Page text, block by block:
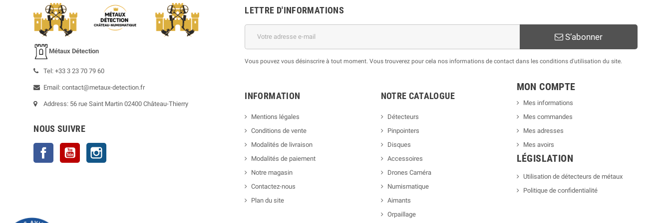
Métaux Détection
Tel: +33 3 23 70 79 60
Email: contact@metaux-detection.fr
Address: 56 rue Saint Martin 02400 Château-Thierry
NOUS SUIVRE
Facebook YouTube
LETTRE D'INFORMATIONS
S’abonner
Vous pouvez vous désinscrire à tout moment. Vous trouverez pour cela nos informations de contact dans les conditions d'utilisation du site.
INFORMATION
Mentions légales
Conditions de vente
Modalités de livraison
Modalités de paiement
Notre magasin
Contactez-nous
Plan du site
NOTRE CATALOGUE
Détecteurs
Pinpointers
Disques
Accessoires
Drones Caméra
Numismatique
Aimants
Orpaillage
MON COMPTE
Mes informations
Mes commandes
Mes adresses
Mes avoirs
LÉGISLATION
Utilisation de détecteurs de métaux
Politique de confidentialité